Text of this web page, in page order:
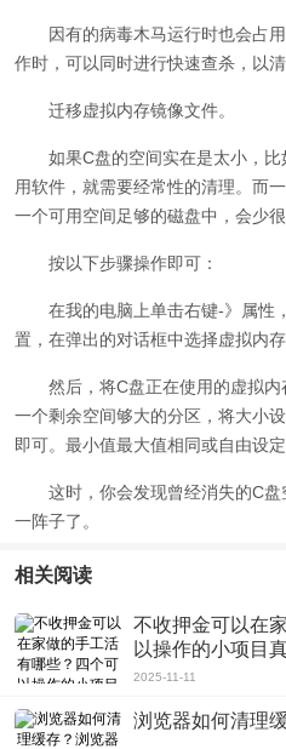
因有的病毒木马运行时也会占用
作时，可以同时进行快速查杀，以
迁移虚拟内存镜像文件。
如果C盘的空间实在是太小，比
用软件 ，就需要经常性的清理。而
一个可用空间足够的磁盘中，会少很
按以下步骤操作即可：
在我的电脑上单击右键-》属性
置，在弹出的对话框中选择虚拟内存
然后，将C盘正在使用的虚拟内
一个剩余空间够大的分区，将大小
即可。最小值最大值相同或自由设
这时，你会发现曾经消失的C盘
一阵子了。
相关阅读
不收押金可以在
以操作的小项目
2025-11-11
浏览器如何清理